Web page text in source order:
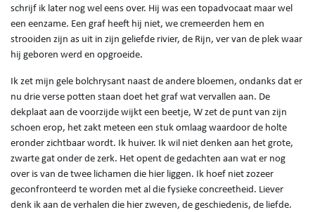
schrijf ik later nog wel eens over. Hij was een topadvocaat maar wel
een eenzame. Een graf heeft hij niet, we cremeerden hem en
strooiden zijn as uit in zijn geliefde rivier, de Rijn, ver van de plek waar
hij geboren werd en opgroeide.
Ik zet mijn gele bolchrysant naast de andere bloemen, ondanks dat er
nu drie verse potten staan doet het graf wat vervallen aan. De
dekplaat aan de voorzijde wijkt een beetje, W zet de punt van zijn
schoen erop, het zakt meteen een stuk omlaag waardoor de holte
eronder zichtbaar wordt. Ik huiver. Ik wil niet denken aan het grote,
zwarte gat onder de zerk. Het opent de gedachten aan wat er nog
over is van de twee lichamen die hier liggen. Ik hoef niet zozeer
geconfronteerd te worden met al die fysieke concreetheid. Liever
denk ik aan de verhalen die hier zweven, de geschiedenis, de liefde.